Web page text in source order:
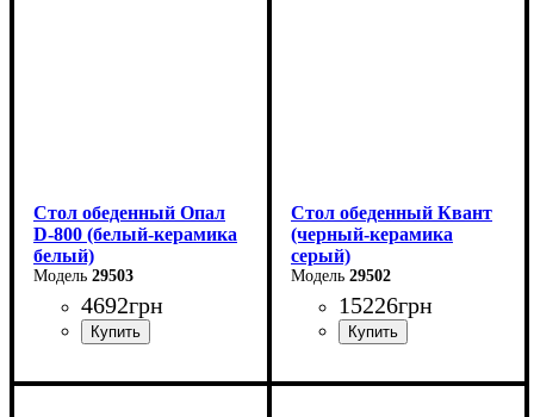
Стол обеденный Опал
D-800 (белый-керамика
белый)
29503
4692грн
Длина - 80 см
Стол обеденный Квант
(черный-керамика
серый)
29502
15226грн
Длина - 160 (+60) см